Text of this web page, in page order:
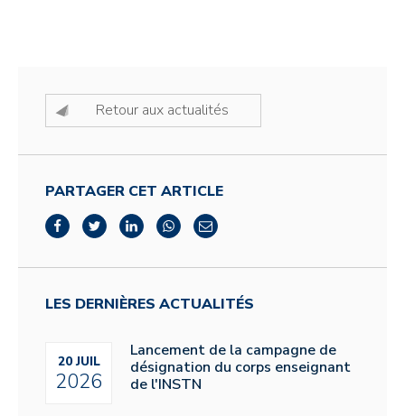
Retour aux actualités
PARTAGER CET ARTICLE
LES DERNIÈRES ACTUALITÉS
20 JUIL
2026
Lancement de la campagne de
désignation du corps enseignant
de l'INSTN